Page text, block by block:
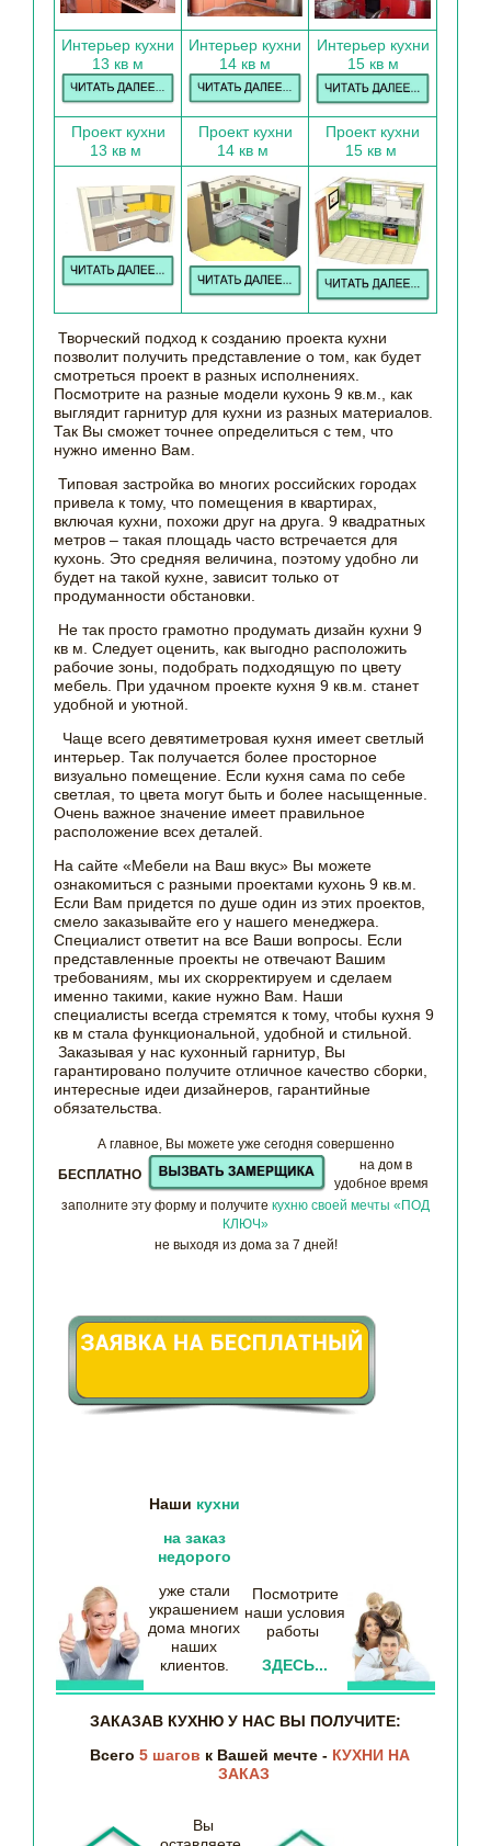
Интерьер кухни
13 кв м
Интерьер кухни
14 кв м
Интерьер кухни
15 кв м
Проект кухни
13 кв м
Проект кухни
14 кв м
Проект кухни
15 кв м
Творческий подход к созданию проекта кухни
позволит получить представление о том, как будет
смотреться проект в разных исполнениях.
Посмотрите на разные модели кухонь 9 кв.м., как
выглядит гарнитур для кухни из разных материалов.
Так Вы сможет точнее определиться с тем, что
нужно именно Вам.
Типовая застройка во многих российских городах
привела к тому, что помещения в квартирах,
включая кухни, похожи друг на друга. 9 квадратных
метров – такая площадь часто встречается для
кухонь. Это средняя величина, поэтому удобно ли
будет на такой кухне, зависит только от
продуманности обстановки.
Не так просто грамотно продумать дизайн кухни 9
кв м. Следует оценить, как выгодно расположить
рабочие зоны, подобрать подходящую по цвету
мебель. При удачном проекте кухня 9 кв.м. станет
удобной и уютной.
Чаще всего девятиметровая кухня имеет светлый
интерьер. Так получается более просторное
визуально помещение. Если кухня сама по себе
светлая, то цвета могут быть и более насыщенные.
Очень важное значение имеет правильное
расположение всех деталей.
На сайте «Мебели на Ваш вкус» Вы можете
ознакомиться с разными проектами кухонь 9 кв.м.
Если Вам придется по душе один из этих проектов,
смело заказывайте его у нашего менеджера.
Специалист ответит на все Ваши вопросы. Если
представленные проекты не отвечают Вашим
требованиям, мы их скорректируем и сделаем
именно такими, какие нужно Вам. Наши
специалисты всегда стремятся к тому, чтобы кухня 9
кв м стала функциональной, удобной и стильной.
Заказывая у нас кухонный гарнитур, Вы
гарантировано получите отличное качество сборки,
интересные идеи дизайнеров, гарантийные
обязательства.
А главное, Вы можете уже сегодня совершенно
БЕСПЛАТНО
на дом в
удобное время
заполните эту форму и получите кухню своей мечты «ПОД
КЛЮЧ»
не выходя из дома за 7 дней!
Наши кухни
на заказ
недорого
уже стали
украшением
дома многих
наших
клиентов.
Посмотрите
наши условия
работы
ЗДЕСЬ...
ЗАКАЗАВ КУХНЮ У НАС ВЫ ПОЛУЧИТЕ:
Всего 5 шагов к Вашей мечте - КУХНИ НА
ЗАКАЗ
Вы